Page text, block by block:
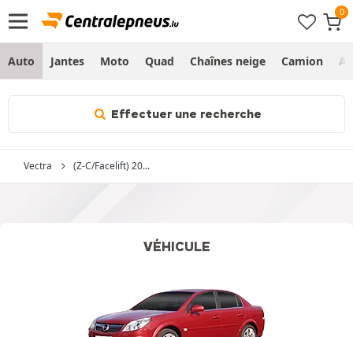
Auto Jantes Moto Quad Chaînes neige Camion
Effectuer une recherche
Vectra (Z-C/Facelift) 20...
VÉHICULE